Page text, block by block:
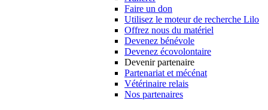
Faire un don
Utilisez le moteur de recherche Lilo
Offrez nous du matériel
Devenez bénévole
Devenez écovolontaire
Devenir partenaire
Partenariat et mécénat
Vétérinaire relais
Nos partenaires